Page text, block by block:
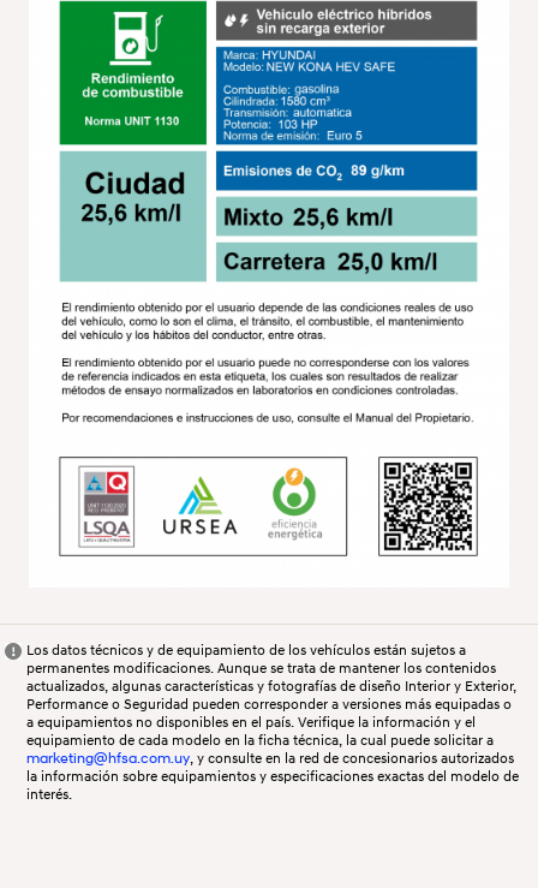
Los datos técnicos y de equipamiento de los vehículos están sujetos a
permanentes modificaciones. Aunque se trata de mantener los contenidos
actualizados, algunas características y fotografías de diseño Interior y Exterior,
Performance o Seguridad pueden corresponder a versiones más equipadas o
a equipamientos no disponibles en el país. Verifique la información y el
equipamiento de cada modelo en la ficha técnica, la cual puede solicitar a
marketing@hfsa.com.uy, y consulte en la red de concesionarios autorizados
la información sobre equipamientos y especificaciones exactas del modelo de
interés.